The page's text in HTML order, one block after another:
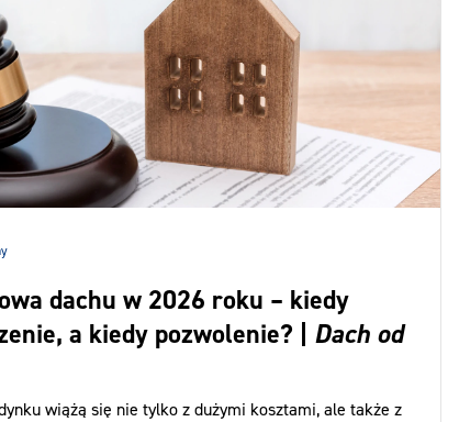
dachu w 2026 roku – kiedy
a kiedy pozwolenie? | Dach od
wiążą się nie tylko z dużymi kosztami, ale także z